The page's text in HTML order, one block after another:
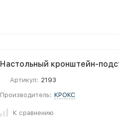
Настольный кронштейн-
Артикул: 2193
Производитель: КРОКС
К сравнению